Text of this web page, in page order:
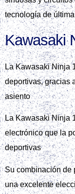
tecnología de
Kawasaki
La Kawasaki Ninja
deportivas, gracias
asiento
La Kawasaki Ninja
electrónico que la
deportivas
Su combinación de
una excelente